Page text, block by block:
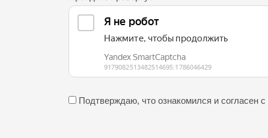
Подтверждаю, что ознакомился и согласен с